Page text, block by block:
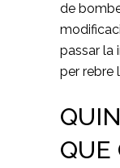
de
passar la
per rebre
QUE